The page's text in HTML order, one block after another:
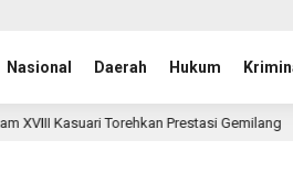
Nasional Daerah Hukum
Prestasi Gemilang 19 jam lalu